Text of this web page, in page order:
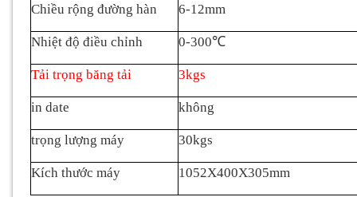
Chiều rộng đường hàn 6-12mm
Nhiệt độ điều chỉnh 0-300℃
Tải trọng băng tải 3kgs
in date không
trọng lượng máy 30kgs
Kích thước máy 1052X400X305mm